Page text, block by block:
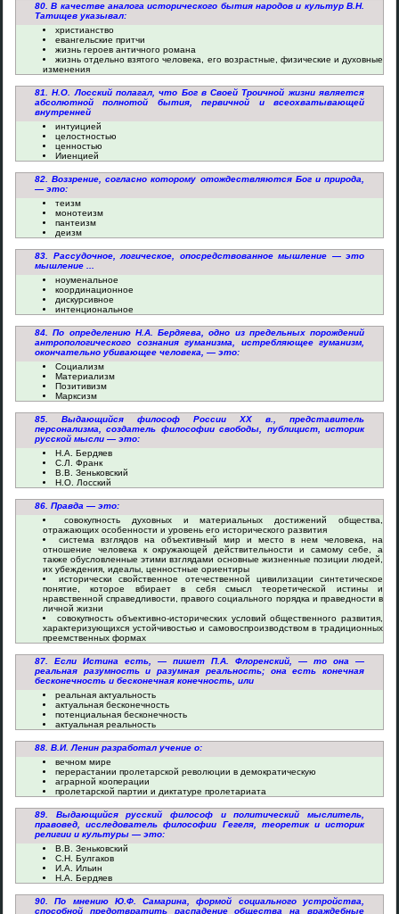
80. В качестве аналога исторического бытия народов и культур В.Н.
Татищев указывал:
христианство
евангельские притчи
жизнь героев античного романа
жизнь отдельно взятого человека, его возрастные, физические и духовные
изменения
81. Н.О. Лосский полагал, что Бог в Своей Троичной жизни является
абсолютной полнотой бытия, первичной и всеохватывающей
внутренней
интуицией
целостностью
ценностью
Ииенцией
82. Воззрение, согласно которому отождествляются Бог и природа,
— это:
теизм
монотеизм
пантеизм
деизм
83. Рассудочное, логическое, опосредствованное мышление — это
мышление ...
ноуменальное
координационное
дискурсивное
интенциональное
84. По определению Н.А. Бердяева, одно из предельных порождений
антропологического сознания гуманизма, истребляющее гуманизм,
окончательно убивающее человека, — это:
Социализм
Материализм
Позитивизм
Марксизм
85. Выдающийся философ России XX в., представитель
персонализма, создатель философии свободы, публицист, историк
русской мысли — это:
Н.А. Бердяев
С.Л. Франк
В.В. Зеньковский
Н.О. Лосский
86. Правда — это:
совокупность духовных и материальных достижений общества,
отражающих особенности и уровень его исторического развития
система взглядов на объективный мир и место в нем человека, на
отношение человека к окружающей действительности и самому себе, а
также обусловленные этими взглядами основные жизненные позиции людей,
их убеждения, идеалы, ценностные ориентиры
исторически свойственное отечественной цивилизации синтетическое
понятие, которое вбирает в себя смысл теоретической истины и
нравственной справедливости, правого социального порядка и праведности в
личной жизни
совокупность объективно-исторических условий общественного развития,
характеризующихся устойчивостью и самовоспроизводством в традиционных
преемственных формах
87. Если Истина есть, — пишет П.А. Флоренский, — то она —
реальная разумность и разумная реальность; она есть конечная
бесконечность и бесконечная конечность, или
реальная актуальность
актуальная бесконечность
потенциальная бесконечность
актуальная реальность
88. В.И. Ленин разработал учение о:
вечном мире
перерастании пролетарской революции в демократическую
аграрной кооперации
пролетарской партии и диктатуре пролетариата
89. Выдающийся русский философ и политический мыслитель,
правовед, исследователь философии Гегеля, теоретик и историк
религии и культуры — это:
В.В. Зеньковский
С.Н. Булгаков
И.А. Ильин
Н.А. Бердяев
90. По мнению Ю.Ф. Самарина, формой социального устройства,
способной предотвратить распадение общества на враждебные